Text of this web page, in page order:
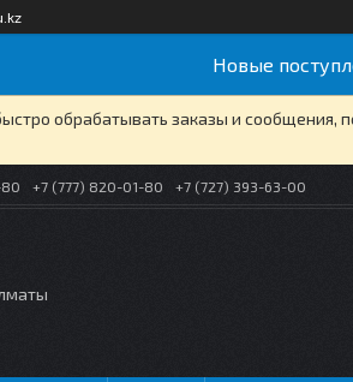
Новые
обрабатывать заказы и сообщения,
80 +7 (777) 820-01-80 +7 (727) 393-63-00